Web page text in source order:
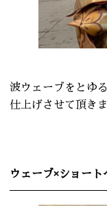
波ウェーブをとゆ
仕上げさせて頂き
ウェーブ×ショート